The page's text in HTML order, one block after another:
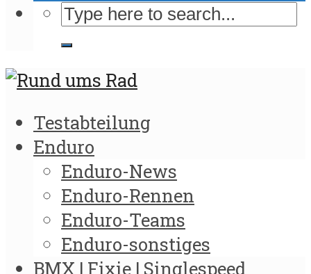
Testabteilung
Enduro
Enduro-News
Enduro-Rennen
Enduro-Teams
Enduro-sonstiges
BMX | Fixie | Singlespeed